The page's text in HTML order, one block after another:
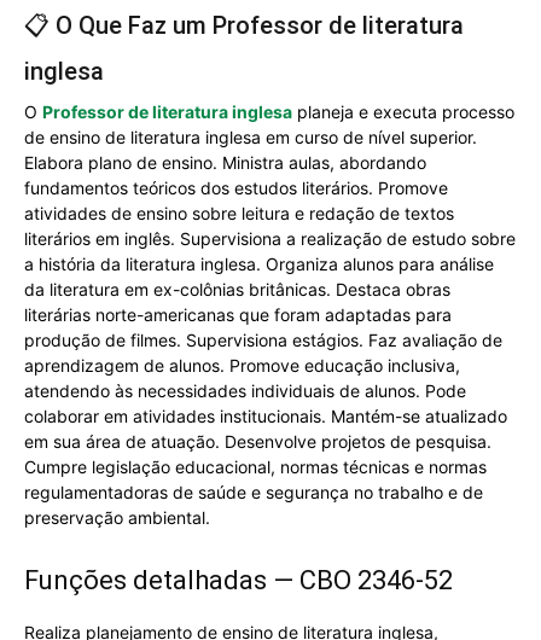
📋 O Que Faz um Professor de literatura
inglesa
O Professor de literatura inglesa planeja e executa processo
de ensino de literatura inglesa em curso de nível superior.
Elabora plano de ensino. Ministra aulas, abordando
fundamentos teóricos dos estudos literários. Promove
atividades de ensino sobre leitura e redação de textos
literários em inglês. Supervisiona a realização de estudo sobre
a história da literatura inglesa. Organiza alunos para análise
da literatura em ex-colônias britânicas. Destaca obras
literárias norte-americanas que foram adaptadas para
produção de filmes. Supervisiona estágios. Faz avaliação de
aprendizagem de alunos. Promove educação inclusiva,
atendendo às necessidades individuais de alunos. Pode
colaborar em atividades institucionais. Mantém-se atualizado
em sua área de atuação. Desenvolve projetos de pesquisa.
Cumpre legislação educacional, normas técnicas e normas
regulamentadoras de saúde e segurança no trabalho e de
preservação ambiental.
Funções detalhadas — CBO 2346-52
Realiza planejamento de ensino de literatura inglesa,